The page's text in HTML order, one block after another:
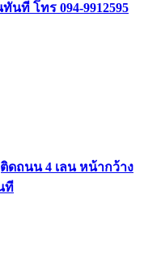
ที โทร 094-9912595
ดถนน 4 เลน หน้ากว้าง
ที